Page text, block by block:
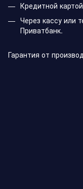
Кредитной
Через кассу или
Приватбанк.
Гарантия от